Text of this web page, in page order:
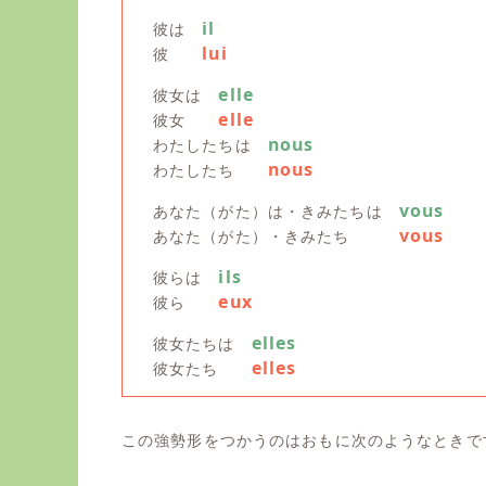
彼は il
彼 lui
彼女はelle
彼女elle
わたしたちは nous
わたしたち nous
あなた（がた）は・きみたちは vous
あなた（がた）・きみたち vous
彼らは ils
彼らeux
彼女たちは elles
彼女たち elles
この強勢形をつかうのはおもに次のようなとき